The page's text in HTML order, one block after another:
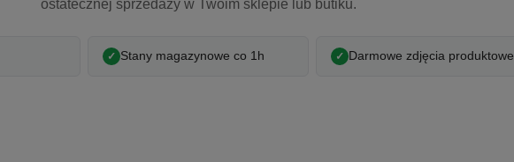
ostatecznej sprzedaży w Twoim sklepie lub butiku.
Stany magazynowe co 1h Darmowe zdjęcia produktowe